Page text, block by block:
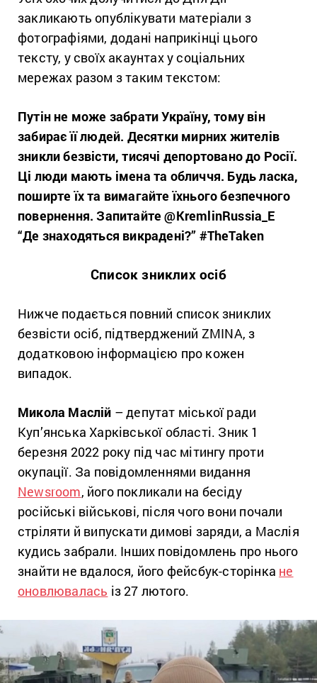
закликають опублікувати матеріали з
фотографіями, додані наприкінці цього
тексту, у своїх акаунтах у соціальних
мережах разом з таким текстом:
Путін не може забрати Україну, тому він
забирає її людей. Десятки мирних жителів
зникли безвісти, тисячі депортовано до Росії.
Ці люди мають імена та обличчя. Будь ласка,
поширте їх та вимагайте їхнього безпечного
повернення. Запитайте @KremlinRussia_E
“Де знаходяться викрадені?” #TheTaken
Список зниклих осіб
Нижче подається повний список зниклих
безвісти осіб, підтверджений ZMINA, з
додатковою інформацією про кожен
випадок.
Микола Маслій – депутат міської ради
Куп’янська Харківської області. Зник 1
березня 2022 року під час мітингу проти
окупації. За повідомленнями видання
Newsroom, його покликали на бесіду
російські військові, після чого вони почали
стріляти й випускати димові заряди, а Маслія
кудись забрали. Інших повідомлень про нього
знайти не вдалося, його фейсбук-сторінка не
оновлювалась із 27 лютого.